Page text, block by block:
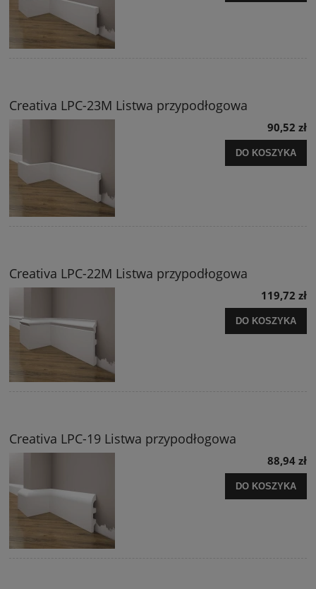
Creativa LPC-23M Listwa przypodłogowa
90,52 zł
DO KOSZYKA
Creativa LPC-22M Listwa przypodłogowa
119,72 zł
DO KOSZYKA
Creativa LPC-19 Listwa przypodłogowa
88,94 zł
DO KOSZYKA